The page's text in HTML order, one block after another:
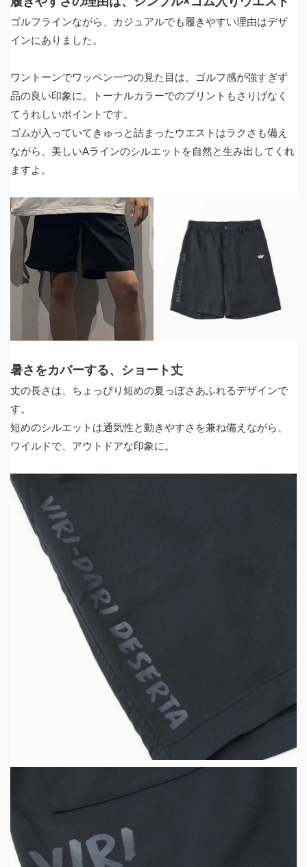
ゴルフラインながら、カジュアルでも履きやすい理由はデザ
インにありました。
ワントーンでワッペン一つの見た目は、ゴルフ感が強すぎず
品の良い印象に。トーナルカラーでのプリントもさりげなく
てうれしいポイントです。
ゴムが入っていてきゅっと詰まったウエストはラクさも備え
ながら、美しいAラインのシルエットを自然と生み出してくれ
ますよ。
暑さをカバーする、ショート丈
丈の長さは、ちょっぴり短めの夏っぽさあふれるデザインで
す。
短めのシルエットは通気性と動きやすさを兼ね備えながら、
ワイルドで、アウトドアな印象に。